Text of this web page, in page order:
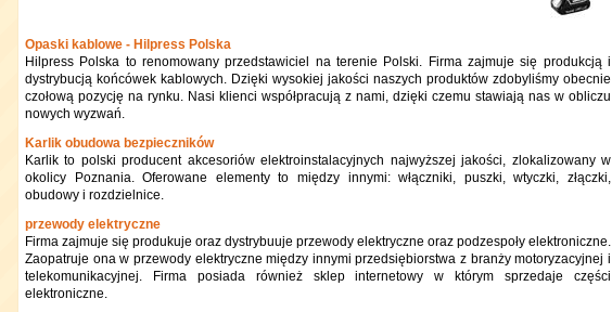
Opaski kablowe - Hilpress Polska
Hilpress Polska to renomowany przedstawiciel na terenie Polski. Firma zajmuje się produkcją i
dystrybucją końcówek kablowych. Dzięki wysokiej jakości naszych produktów zdobyliśmy obecnie
czołową pozycję na rynku. Nasi klienci współpracują z nami, dzięki czemu stawiają nas w obliczu
nowych wyzwań.
Karlik obudowa bezpieczników
Karlik to polski producent akcesoriów elektroinstalacyjnych najwyższej jakości, zlokalizowany w
okolicy Poznania. Oferowane elementy to między innymi: włączniki, puszki, wtyczki, złączki,
obudowy i rozdzielnice.
przewody elektryczne
Firma zajmuje się produkuje oraz dystrybuuje przewody elektryczne oraz podzespoły elektroniczne.
Zaopatruje ona w przewody elektryczne między innymi przedsiębiorstwa z branży motoryzacyjnej i
telekomunikacyjnej. Firma posiada również sklep internetowy w którym sprzedaje części
elektroniczne.